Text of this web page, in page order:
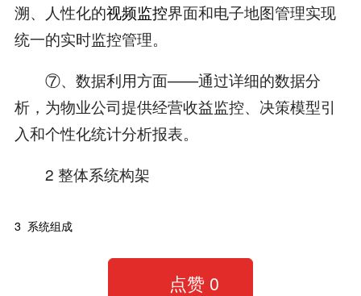
溯、人性化的视频监控界面和电子地图管理实现
统一的实时监控管理。
⑦、数据利用方面——通过详细的数据分
析，为物业公司提供经营收益监控、决策模型引
入和个性化统计分析报表。
2 整体系统构架
3 系统组成
点赞 0